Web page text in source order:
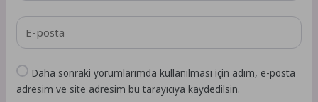
Daha sonraki yorumlarımda kullanılması için adım, e-posta
adresim ve site adresim bu tarayıcıya kaydedilsin.